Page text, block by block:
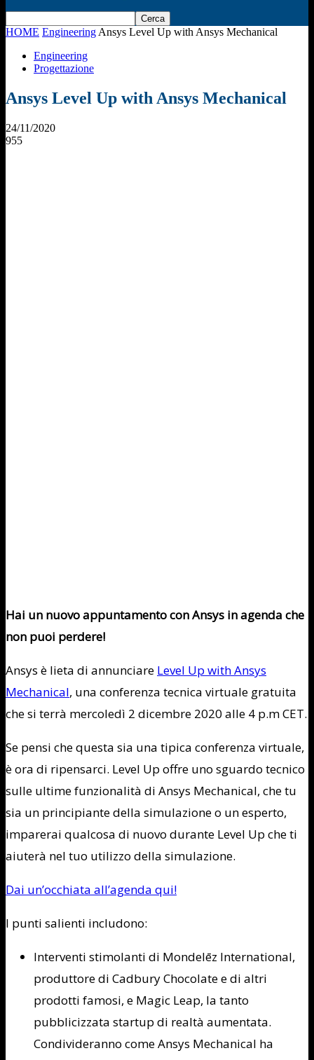
HOME Engineering Ansys Level Up with Ansys Mechanical
Engineering
Progettazione
Ansys Level Up with Ansys Mechanical
24/11/2020
955
Hai un nuovo appuntamento con Ansys in agenda che
non puoi perdere!
Ansys è lieta di annunciare Level Up with Ansys
Mechanical, una conferenza tecnica virtuale gratuita
che si terrà mercoledì 2 dicembre 2020 alle 4 p.m CET.
Se pensi che questa sia una tipica conferenza virtuale,
è ora di ripensarci. Level Up offre uno sguardo tecnico
sulle ultime funzionalità di Ansys Mechanical, che tu
sia un principiante della simulazione o un esperto,
imparerai qualcosa di nuovo durante Level Up che ti
aiuterà nel tuo utilizzo della simulazione.
Dai un’occhiata all’agenda qui!
I punti salienti includono:
Interventi stimolanti di Mondelēz International,
produttore di Cadbury Chocolate e di altri
prodotti famosi, e Magic Leap, la tanto
pubblicizzata startup di realtà aumentata.
Condivideranno come Ansys Mechanical ha